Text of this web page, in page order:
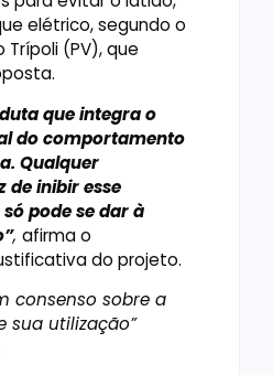
elétrico, segundo o
(PV), que
que integra o
do comportamento
Qualquer
de inibir esse
pode se dar à
, afirma o
do projeto.
consenso sobre a
sua utilização”